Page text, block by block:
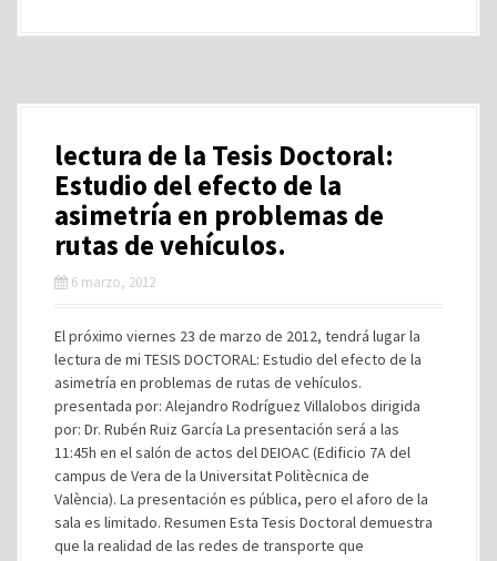
lectura de la Tesis Doctoral:
Estudio del efecto de la
asimetría en problemas de
rutas de vehículos.
6 marzo, 2012
El próximo viernes 23 de marzo de 2012, tendrá lugar la
lectura de mi TESIS DOCTORAL: Estudio del efecto de la
asimetría en problemas de rutas de vehículos.
presentada por: Alejandro Rodríguez Villalobos dirigida
por: Dr. Rubén Ruiz García La presentación será a las
11:45h en el salón de actos del DEIOAC (Edificio 7A del
campus de Vera de la Universitat Politècnica de
València). La presentación es pública, pero el aforo de la
sala es limitado. Resumen Esta Tesis Doctoral demuestra
que la realidad de las redes de transporte que